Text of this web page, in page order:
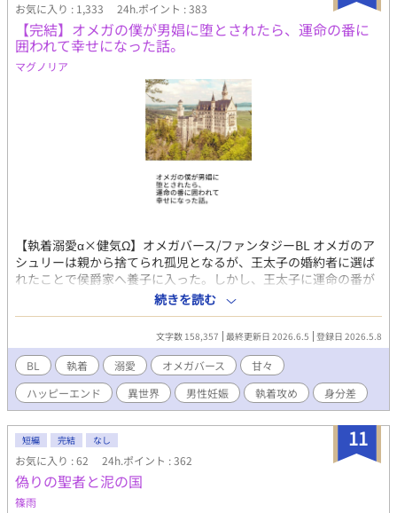
お気に入り : 1,333 24h.ポイント : 383
【完結】オメガの僕が男娼に堕とされたら、運命の番に
囲われて幸せになった話。
マグノリア
【執着溺愛α×健気Ω】オメガバース/ファンタジーBL オメガのア
シュリーは親から捨てられ孤児となるが、王太子の婚約者に選ば
れたことで侯爵家へ養子に入った。しかし、王太子に運命の番が
現れ、アシュリーは婚約破棄されて王都を追放される。 平民に堕
ちたアシュリーが連れてこられたのは、身寄りのないオメガが助
け合って暮らす娼館だった。そこで初めての客を取るため緊張し
ていたアシュリーの前に、辺境の地を守る美貌の兵士、ジョナサ
ンが現れる――。 侯爵子息から男娼に堕ちたオメガが、多くの人
に助けられて幸せをつかむ話です。 主人公の初恋の成就と、恋人
同士の甘々な時間をお届けします。子供もたくさん生まれます。
性描写があるエピソードには（☆）を付けております。 無理やり
の行為は一切なく、主人公の相手は初めから運命の番ひとりだけ
です。 アルファポリス様の独占公開です。 ※本編完結済。今後は
甘々の後日談を不定期に投稿します。 【番外編：後日談追加】完
結記念SS『癒しの時間』を追加しました。皆様に楽しんでいただ
ければ幸いです。
続きを読む
文字数 158,357 最終更新日 2026.6.5 登録日 2026.5.8
BL 執着 溺愛 オメガバース
甘々
ハッピーエンド
異世界 男性妊娠 執着攻め 身分差
11
短編 完結 なし
お気に入り : 62 24h.ポイント : 362
偽りの聖者と泥の国
篠雨